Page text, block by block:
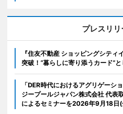
プレスリリ
『住友不動産 ショッピングシティ
突破！“暮らしに寄り添うカード”
「DER時代におけるアグリゲーシ
ジープールジャパン株式会社 代表
によるセミナーを2026年9月18日